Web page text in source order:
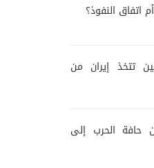
اتفاق النفوذ؟
تتخذ إيران من
الحرب إلى